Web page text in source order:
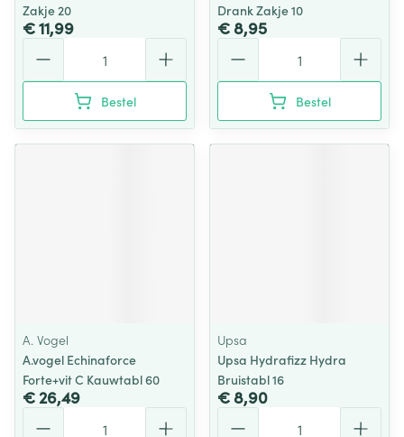
Zakje 20
€ 11,99
Bestel
Drank Zakje 10
€ 8,95
Bestel
A. Vogel
A.vogel Echinaforce
Forte+vit C Kauwtabl 60
€ 26,49
Upsa
Upsa Hydrafizz Hydra
Bruistabl 16
€ 8,90